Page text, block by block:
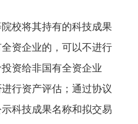
校将其持有的科技成果
资企业的，可以不进行
资给非国有全资企业
行资产评估；通过协议
科技成果名称和拟交易